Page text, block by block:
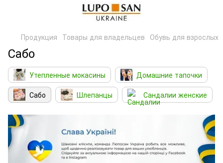
Продукция Товары для владельцев Обувь для взрослых
Сабо
Утепленные мокасины
Домашние тапочки
Сабо
Шлепанцы Сандалии женские